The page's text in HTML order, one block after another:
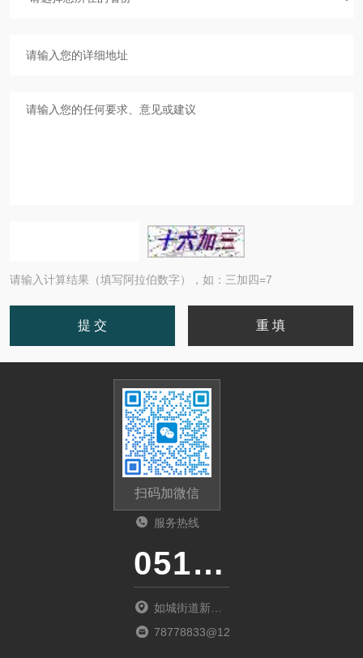
请输入计算结果（填写阿拉伯数字），如：三加四=7
扫码加微信
服务热线
0513-87510026
如城街道新北
商城D1幢02室
78778833@126.com